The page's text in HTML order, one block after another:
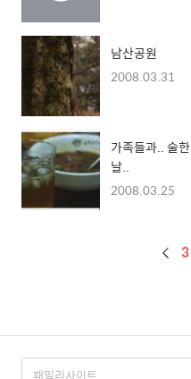
남산공원
2008.03.31
가족들과.. 술
날..
2008.03.25
3